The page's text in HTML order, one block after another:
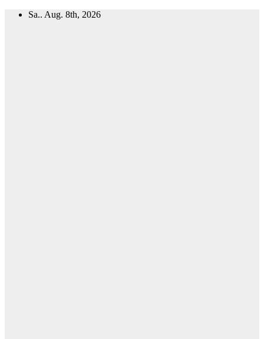
Zum
Sa.. Aug. 8th, 2026